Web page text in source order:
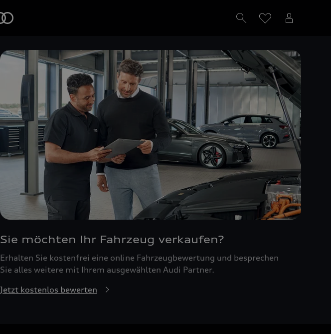
Sie möchten Ihr Fahrzeug verkaufen?
Erhalten Sie kostenfrei eine online Fahrzeugbewertung und besprechen
Sie alles weitere mit Ihrem ausgewählten Audi Partner.
Jetzt kostenlos bewerten